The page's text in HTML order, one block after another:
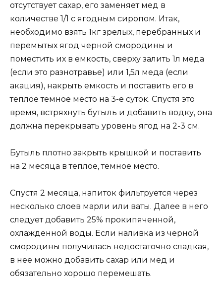
отсутствует сахар, его заменяет мед в
количестве 1/1 с ягодным сиропом. Итак,
необходимо взять 1кг зрелых, перебранных и
перемытых ягод черной смородины и
поместить их в емкость, сверху залить 1л меда
(если это разнотравье) или 1,5л меда (если
акация), накрыть емкость и поставить его в
теплое темное место на 3-е суток. Спустя это
время, встряхнуть бутыль и добавить водку, она
должна перекрывать уровень ягод на 2-3 см.
Бутыль плотно закрыть крышкой и поставить
на 2 месяца в теплое, темное место.
Спустя 2 месяца, напиток фильтруется через
несколько слоев марли или ваты. Далее в него
следует добавить 25% прокипяченной,
охлажденной воды. Если наливка из черной
смородины получилась недостаточно сладкая,
в нее можно добавить сахар или мед и
обязательно хорошо перемешать.